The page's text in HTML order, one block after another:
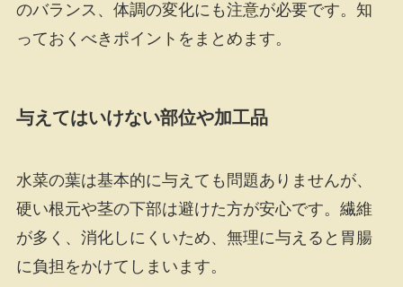
のバランス、体調の変化にも注意が必要です。知
っておくべきポイントをまとめます。
与えてはいけない部位や加工品
水菜の葉は基本的に与えても問題ありませんが、
硬い根元や茎の下部は避けた方が安心です。繊維
が多く、消化しにくいため、無理に与えると胃腸
に負担をかけてしまいます。